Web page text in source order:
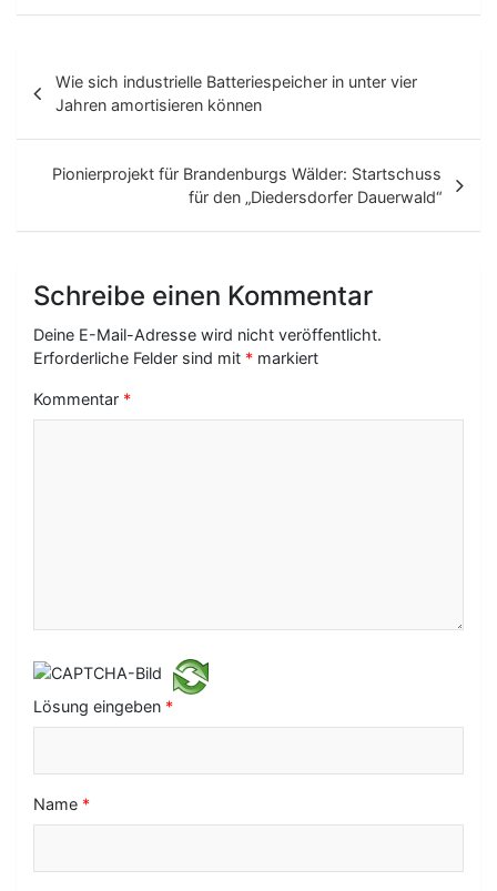
e
i
g
N
o
Wie sich industrielle Batteriespeicher in unter vier
Jahren amortisieren können
Pionierprojekt für Brandenburgs Wälder: Startschuss
für den „Diedersdorfer Dauerwald“
Schreibe einen Kommentar
Deine E-Mail-Adresse wird nicht veröffentlicht.
Erforderliche Felder sind mit * markiert
Kommentar *
Lösung eingeben *
Name *